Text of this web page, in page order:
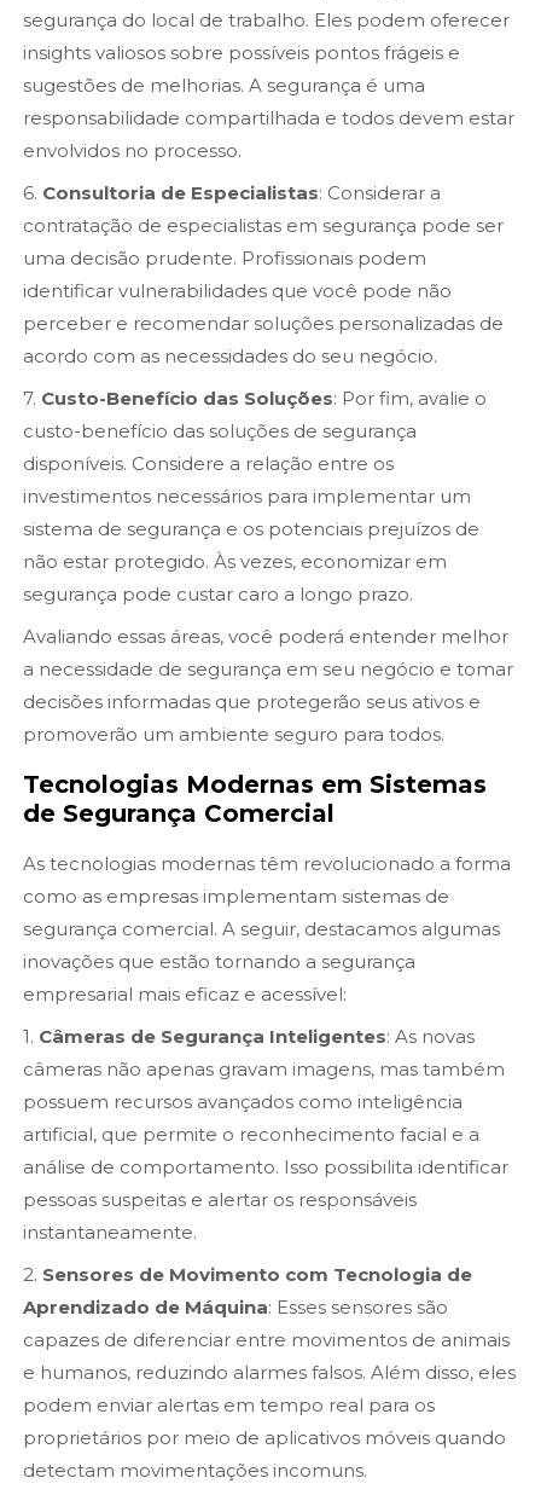
segurança do local de trabalho. Eles podem oferecer
insights valiosos sobre possíveis pontos frágeis e
sugestões de melhorias. A segurança é uma
responsabilidade compartilhada e todos devem estar
envolvidos no processo.
6. Consultoria de Especialistas: Considerar a
contratação de especialistas em segurança pode ser
uma decisão prudente. Profissionais podem
identificar vulnerabilidades que você pode não
perceber e recomendar soluções personalizadas de
acordo com as necessidades do seu negócio.
7. Custo-Benefício das Soluções: Por fim, avalie o
custo-benefício das soluções de segurança
disponíveis. Considere a relação entre os
investimentos necessários para implementar um
sistema de segurança e os potenciais prejuízos de
não estar protegido. Às vezes, economizar em
segurança pode custar caro a longo prazo.
Avaliando essas áreas, você poderá entender melhor
a necessidade de segurança em seu negócio e tomar
decisões informadas que protegerão seus ativos e
promoverão um ambiente seguro para todos.
Tecnologias Modernas em Sistemas
de Segurança Comercial
As tecnologias modernas têm revolucionado a forma
como as empresas implementam sistemas de
segurança comercial. A seguir, destacamos algumas
inovações que estão tornando a segurança
empresarial mais eficaz e acessível:
1. Câmeras de Segurança Inteligentes: As novas
câmeras não apenas gravam imagens, mas também
possuem recursos avançados como inteligência
artificial, que permite o reconhecimento facial e a
análise de comportamento. Isso possibilita identificar
pessoas suspeitas e alertar os responsáveis
instantaneamente.
2. Sensores de Movimento com Tecnologia de
Aprendizado de Máquina: Esses sensores são
capazes de diferenciar entre movimentos de animais
e humanos, reduzindo alarmes falsos. Além disso, eles
podem enviar alertas em tempo real para os
proprietários por meio de aplicativos móveis quando
detectam movimentações incomuns.